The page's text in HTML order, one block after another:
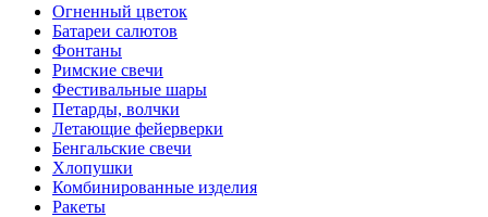
Огненный цветок
Батареи салютов
Фонтаны
Римские свечи
Фестивальные шары
Петарды, волчки
Летающие фейерверки
Бенгальские свечи
Хлопушки
Комбинированные изделия
Ракеты